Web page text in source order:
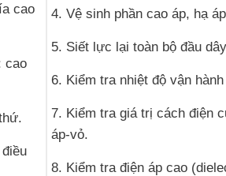
cao
cao
4. Vệ sinh phần cao áp, hạ
5. Siết lực lại toàn bộ đầu
6. Kiểm tra nhiệt độ vận
7. Kiểm tra giá trị cách điện
áp-vỏ.
8. Kiểm tra điện áp cao